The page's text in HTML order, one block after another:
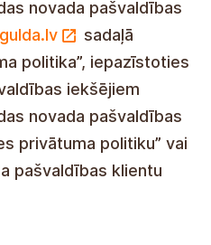
novada pašvaldības
sadaļā
politika”, iepazīstoties
iekšējiem
novada pašvaldības
privātuma politiku” vai
pašvaldības klientu